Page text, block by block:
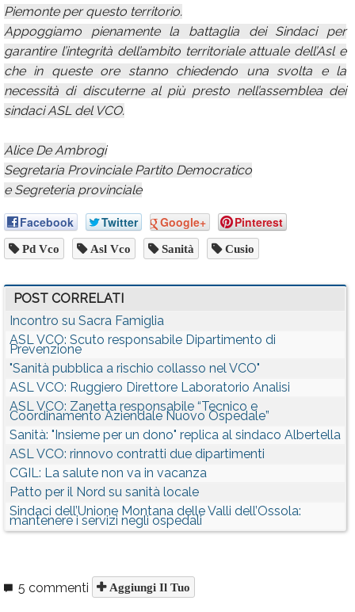
Piemonte per questo territorio.
Appoggiamo pienamente la battaglia dei Sindaci per
garantire l’integrità dell’ambito territoriale attuale dell’Asl e
che in queste ore stanno chiedendo una svolta e la
necessità di discuterne al più presto nell’assemblea dei
sindaci ASL del VCO.
Alice De Ambrogi
Segretaria Provinciale Partito Democratico
e Segreteria provinciale
Facebook Twitter Google+ Pinterest
Pd Vco Asl Vco Sanità Cusio
POST CORRELATI
Incontro su Sacra Famiglia
ASL VCO: Scuto responsabile Dipartimento di
Prevenzione
"Sanità pubblica a rischio collasso nel VCO"
ASL VCO: Ruggiero Direttore Laboratorio Analisi
ASL VCO: Zanetta responsabile “Tecnico e
Coordinamento Aziendale Nuovo Ospedale”
Sanità: "Insieme per un dono" replica al sindaco Albertella
ASL VCO: rinnovo contratti due dipartimenti
CGIL: La salute non va in vacanza
Patto per il Nord su sanità locale
Sindaci dell’Unione Montana delle Valli dell’Ossola:
mantenere i servizi negli ospedali
5 commenti Aggiungi Il Tuo